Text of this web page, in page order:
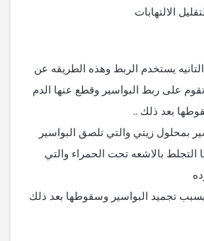
الالتهابات
يستخدم الربط وهذه الطريقه عن
على ربط البواسير وقطع عنها الدم
بعد ذلك ..
بمحلول زيتي والتي تلصق البواسير
التجلط بالاشعه تحت الحمراء والتي
يسبب تجميد البواسير وسقوطها بعد ذلك